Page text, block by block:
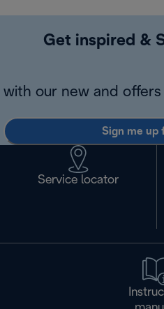
Get inspired &
with our new and
Sign me up
Service locator